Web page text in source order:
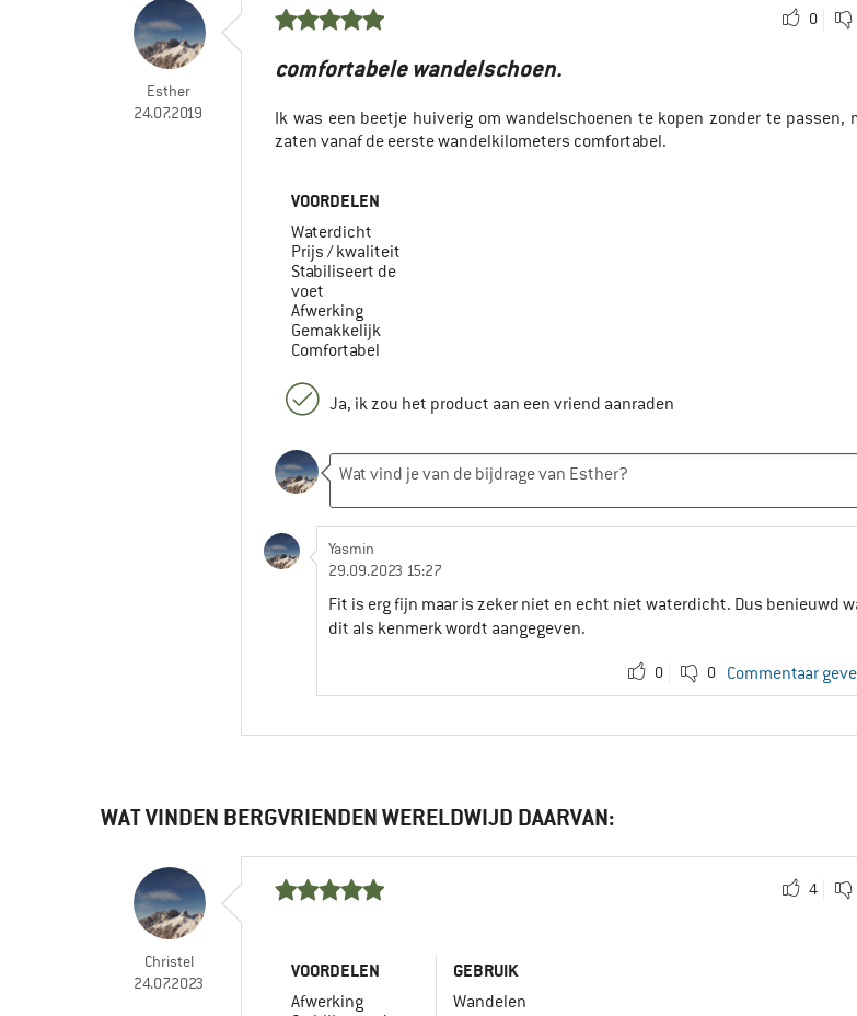
Esther
24.07.2019
0
comfortabele wandelschoen.
Ik was een beetje huiverig om wandelschoenen te kopen zonder te passen,
zaten vanaf de eerste wandelkilometers comfortabel.
VOORDELEN
Waterdicht
Prijs / kwaliteit
Stabiliseert de
voet
Afwerking
Gemakkelijk
Comfortabel
Ja, ik zou het product aan een vriend aanraden
Yasmin
29.09.2023 15:27
Fit is erg fijn maar is zeker niet en echt niet waterdicht. Dus benieuwd
dit als kenmerk wordt aangegeven.
0 0 Commentaar
WAT VINDEN BERGVRIENDEN WERELDWIJD DAARVAN:
Christel
24.07.2023
4
VOORDELEN
Afwerking
GEBRUIK
Wandelen